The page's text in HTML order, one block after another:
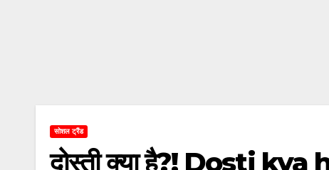
सोशल ट्रैंड
दोस्ती क्या है?! Dosti